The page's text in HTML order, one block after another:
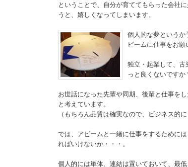
ということで、自分が育ててもらった会社
うと、嬉しくなってしまいます。
個人的な夢というか
ビームに仕事をお願
独立・起業して、古
っと良くないですか
お世話になった先輩や同期、後輩と仕事を
と考えています。
（もちろん品質は確実なので、ビジネス的
では、アビームと一緒に仕事をするために
ればいけないか・・・。
個人的には単体、連結は置いておいて、最